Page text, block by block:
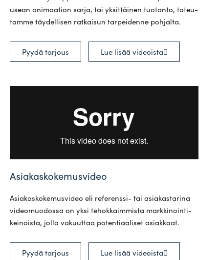
usean ani­maation sarja, tai yksit­täinen tuo­tanto, toteu­
tamme täy­del­lisen rat­kaisun tar­pei­denne pohjalta.
Pyydä tarjous Lue lisää videoista
Asiakaskokemusvideo
Asia­kas­ko­ke­mus­video eli refe­renssi- tai asia­kas­tarina
video­muo­dossa on yksi tehok­kaim­mista mark­ki­noin­ti­
kei­noista, jolla vakuuttaa poten­ti­aa­liset asiakkaat.
Pyydä tarjous Lue lisää videoista